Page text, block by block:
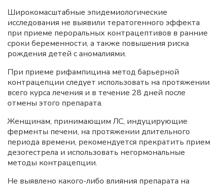
Широкомасштабные эпидемиологические
исследования не выявили тератогенного эффекта
при приеме пероральных контрацептивов в ранние
сроки беременности, а также повышения риска
рождения детей с аномалиями.
При приеме рифампицина метод барьерной
контрацепции следует использовать на протяжении
всего курса лечения и в течение 28 дней после
отмены этого препарата.
Женщинам, принимающим ЛС, индуцирующие
ферменты печени, на протяжении длительного
периода времени, рекомендуется прекратить прием
дезогестрела и использовать негормональные
методы контрацепции.
Не выявлено какого-либо влияния препарата на